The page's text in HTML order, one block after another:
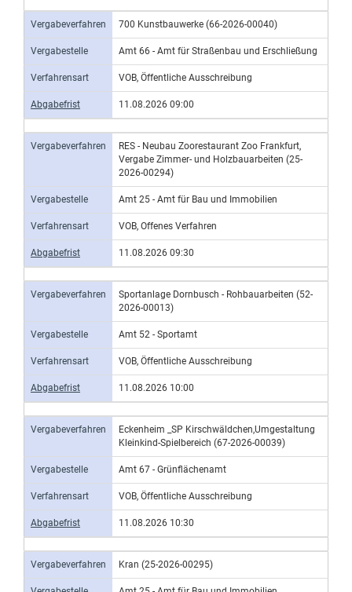
Vergabeverfahren 700 Kunstbauwerke (66-2026-00040)
Vergabestelle Amt 66 - Amt für Straßenbau und Erschließung
Verfahrensart VOB, Öffentliche Ausschreibung
Abgabefrist 11.08.2026 09:00
Vergabeverfahren
RES - Neubau Zoorestaurant Zoo Frankfurt,
Vergabe Zimmer- und Holzbauarbeiten (25-
2026-00294)
Vergabestelle Amt 25 - Amt für Bau und Immobilien
Verfahrensart VOB, Offenes Verfahren
Abgabefrist 11.08.2026 09:30
Vergabeverfahren
Sportanlage Dornbusch - Rohbauarbeiten (52-
2026-00013)
Vergabestelle Amt 52 - Sportamt
Verfahrensart VOB, Öffentliche Ausschreibung
Abgabefrist 11.08.2026 10:00
Vergabeverfahren
Eckenheim _SP Kirschwäldchen,Umgestaltung
Kleinkind-Spielbereich (67-2026-00039)
Vergabestelle Amt 67 - Grünflächenamt
Verfahrensart VOB, Öffentliche Ausschreibung
Abgabefrist 11.08.2026 10:30
Vergabeverfahren Kran (25-2026-00295)